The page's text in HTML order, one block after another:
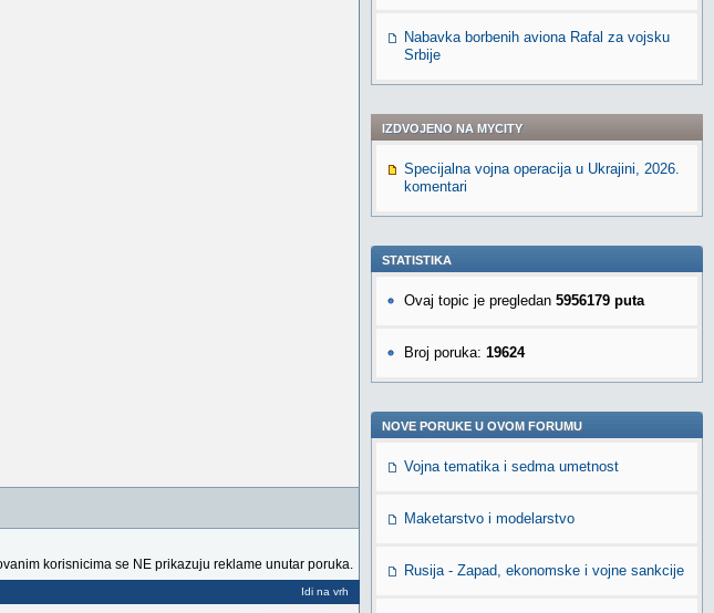
korisnicima se NE prikazuju reklame unutar poruka.
Idi na vrh
Nabavka borbenih aviona Rafal za vojsku
Srbije
IZDVOJENO NA MYCITY
Specijalna vojna operacija u Ukrajini, 2026.
komentari
STATISTIKA
Ovaj topic je pregledan 5956179 puta
Broj poruka: 19624
NOVE PORUKE U OVOM FORUMU
Vojna tematika i sedma umetnost
Maketarstvo i modelarstvo
Rusija - Zapad, ekonomske i vojne sankcije